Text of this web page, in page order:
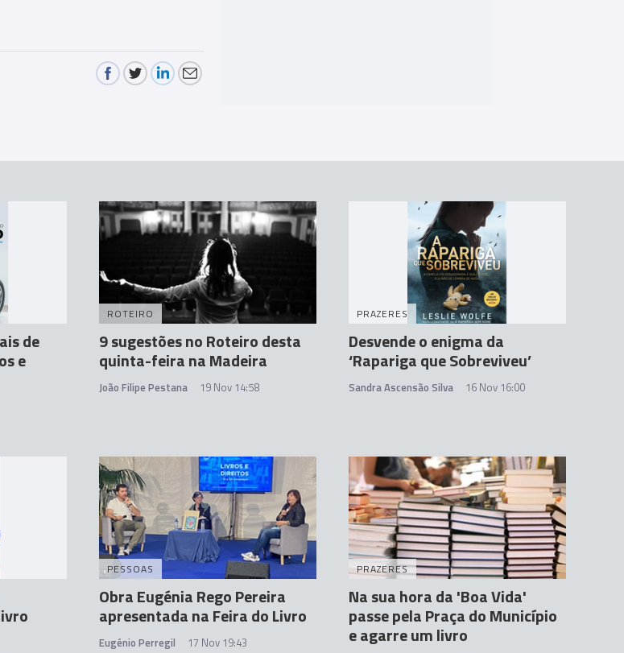
de
e
ROTEIRO
9 sugestões no Roteiro desta
quinta-feira na Madeira
João Filipe Pestana 19 Nov 14:58
PRAZERES
Desvende o enigma da
‘Rapariga que Sobreviveu’
Sandra Ascensão Silva 16 Nov 16:00
PESSOAS
Obra Eugénia Rego Pereira
apresentada na Feira do Livro
Eugénio Perregil 17 Nov 19:43
PRAZERES
Na sua hora da 'Boa Vida'
passe pela Praça do Município
e agarre um livro